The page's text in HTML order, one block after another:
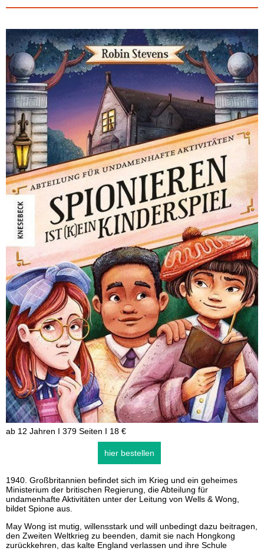
ab 12 Jahren I 379 Seiten I 18 €
hier bestellen
1940. Großbritannien befindet sich im Krieg und ein geheimes
Ministerium der britischen Regierung, die Abteilung für
undamenhafte Aktivitäten unter der Leitung von Wells & Wong,
bildet Spione aus.
May Wong ist mutig, willensstark und will unbedingt dazu beitragen,
den Zweiten Weltkrieg zu beenden, damit sie nach Hongkong
zurückkehren, das kalte England verlassen und ihre Schule